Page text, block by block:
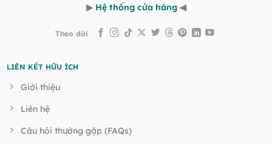
▶ Hệ thống cửa hàng ◀
Theo dõi
LIÊN KẾT HỮU ÍCH
Giới thiệu
Liên hệ
Câu hỏi thường gặp (FAQs)